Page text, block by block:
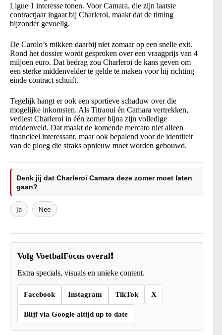
Ligue 1 interesse tonen. Voor Camara, die zijn laatste
contractjaar ingaat bij Charleroi, maakt dat de timing
bijzonder gevoelig.
De Carolo’s mikken daarbij niet zomaar op een snelle exit.
Rond het dossier wordt gesproken over een vraagprijs van 4
miljoen euro. Dat bedrag zou Charleroi de kans geven om
een sterke middenvelder te gelde te maken voor hij richting
einde contract schuift.
Tegelijk hangt er ook een sportieve schaduw over die
mogelijke inkomsten. Als Titraoui én Camara vertrekken,
verliest Charleroi in één zomer bijna zijn volledige
middenveld. Dat maakt de komende mercato niet alleen
financieel interessant, maar ook bepalend voor de identiteit
van de ploeg die straks opnieuw moet worden gebouwd.
Denk jij dat Charleroi Camara deze zomer moet laten
gaan?
Ja Nee
Volg VoetbalFocus overal❗
Extra specials, visuals en unieke content.
Facebook Instagram TikTok X
Blijf via Google altijd up to date